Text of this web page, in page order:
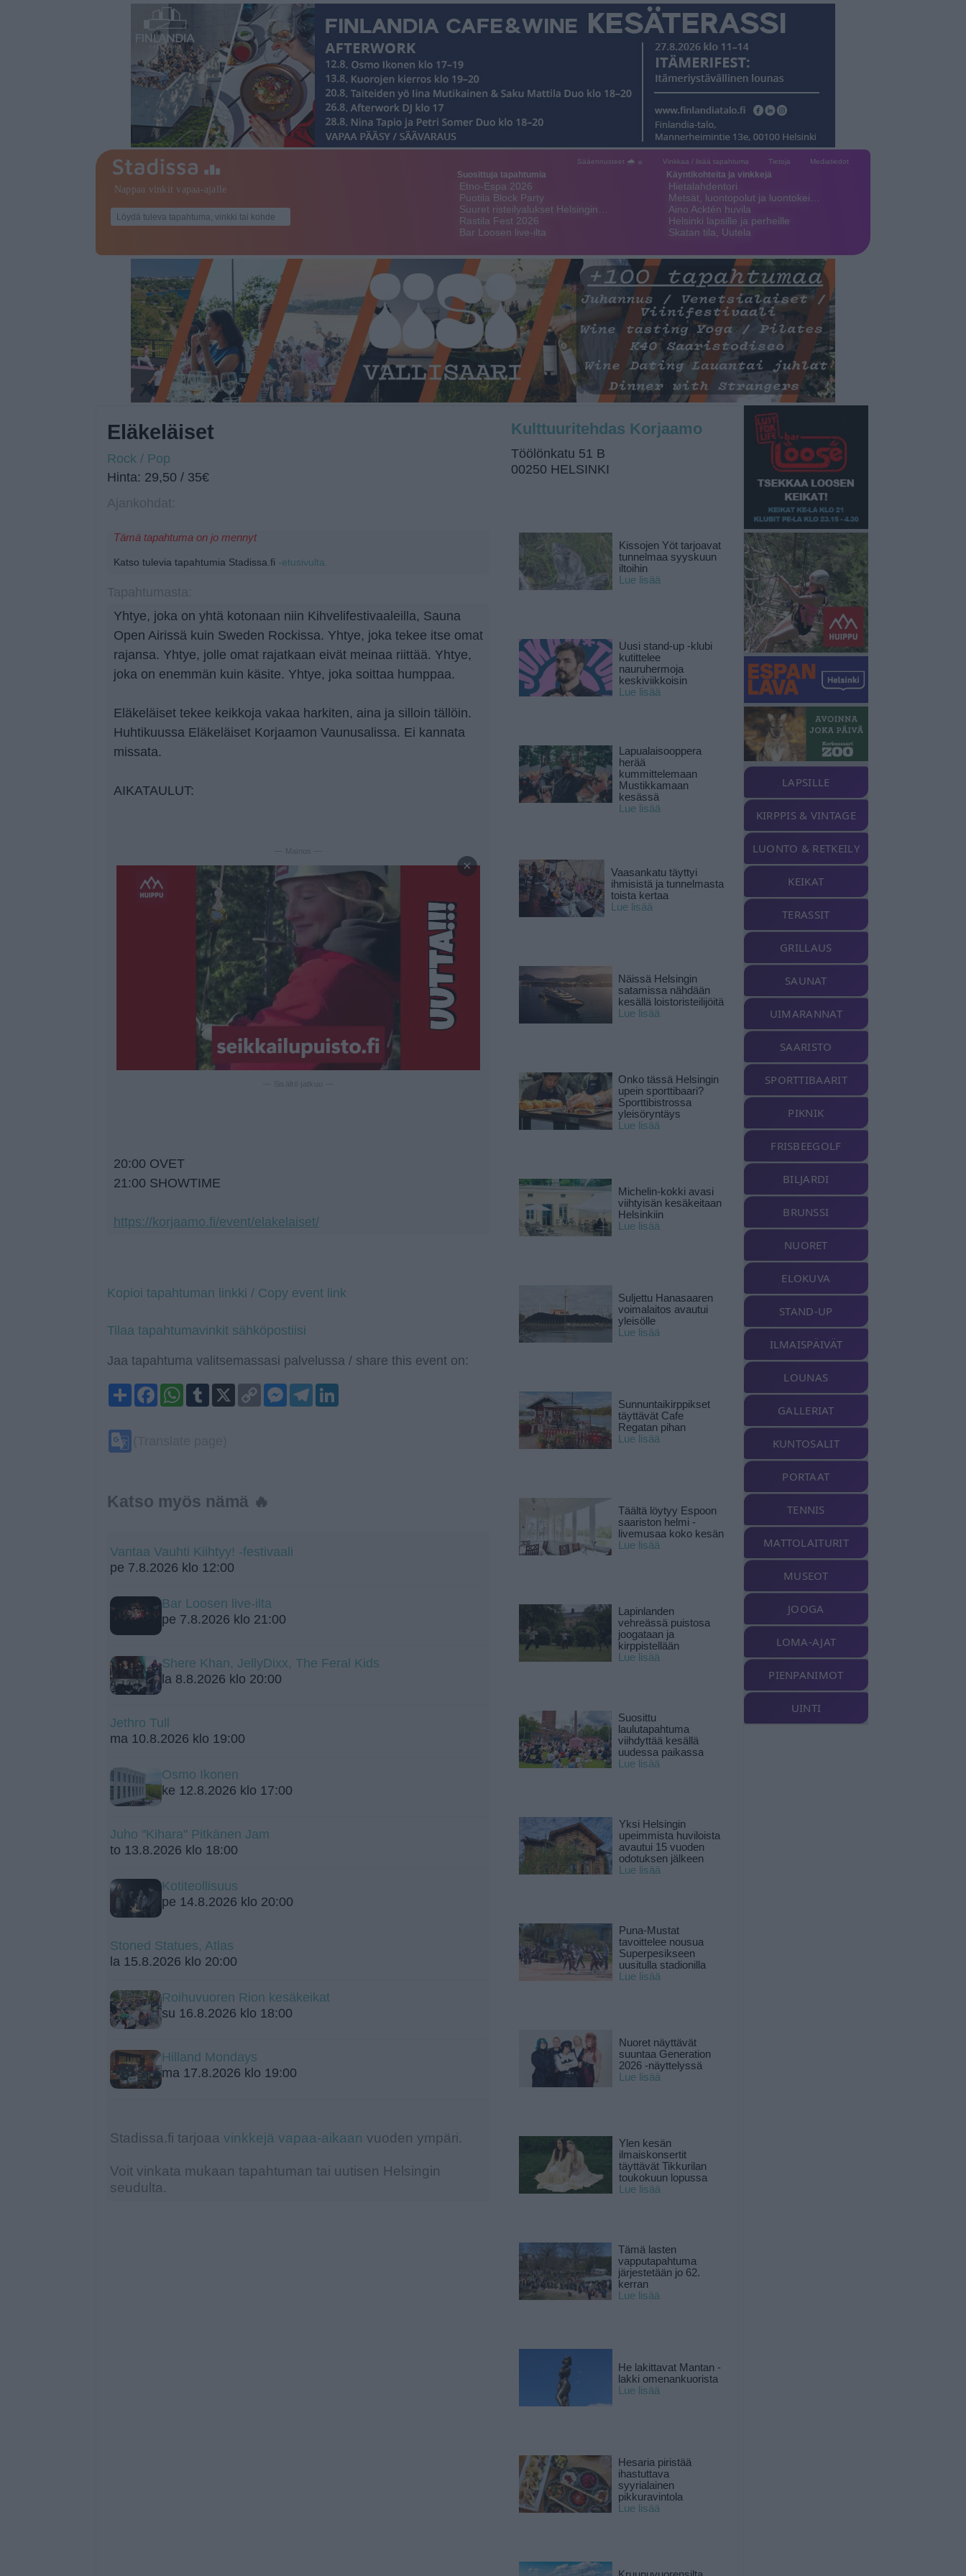
Sääennusteet 🌧 ☼ Vinkkaa / lisää tapahtuma Tietoja Mediatiedot
Suosittuja tapahtumia
Etno-Espa 2026
Puotila Block Party
Suuret risteilyalukset Helsingin…
Rastila Fest 2026
Bar Loosen live-ilta
Käyntikohteita ja vinkkejä
Hietalahdentori
Metsät, luontopolut ja luontokei…
Aino Acktén huvila
Helsinki lapsille ja perheille
Skatan tila, Uutela
Eläkeläiset
Rock / Pop
Hinta: 29,50 / 35€
Tämä tapahtuma on jo mennyt
Katso tulevia tapahtumia Stadissa.fi -etusivulta.
Yhtye, joka on yhtä kotonaan niin Kihvelifestivaaleilla, Sauna
Open Airissä kuin Sweden Rockissa. Yhtye, joka tekee itse omat
rajansa. Yhtye, jolle omat rajatkaan eivät meinaa riittää. Yhtye,
joka on enemmän kuin käsite. Yhtye, joka soittaa humppaa.
Eläkeläiset tekee keikkoja vakaa harkiten, aina ja silloin tällöin.
Huhtikuussa Eläkeläiset Korjaamon Vaunusalissa. Ei kannata
missata.
AIKATAULUT:
— Mainos —
×
20:00 OVET
21:00 SHOWTIME
https://korjaamo.fi/event/elakelaiset/
Kopioi tapahtuman linkki / Copy event link
Tilaa tapahtumavinkit sähköpostiisi
Jaa tapahtuma valitsemassasi palvelussa / share this event on:
ShareFacebookWhatsApp
Tumblr
X
Copy
Link
Messenger
Telegram
Katso myös nämä 🔥
Vantaa Vauhti Kiihtyy! -festivaali
pe 7.8.2026 klo 12:00
Bar Loosen live-ilta
pe 7.8.2026 klo 21:00
Shere Khan, JellyDixx, The Feral Kids
la 8.8.2026 klo 20:00
Jethro Tull
ma 10.8.2026 klo 19:00
Osmo Ikonen
ke 12.8.2026 klo 17:00
Juho "Kihara" Pitkänen Jam
to 13.8.2026 klo 18:00
Kotiteollisuus
pe 14.8.2026 klo 20:00
Stoned Statues, Atlas
la 15.8.2026 klo 20:00
Roihuvuoren Rion kesäkeikat
su 16.8.2026 klo 18:00
Hilland Mondays
ma 17.8.2026 klo 19:00
Stadissa.fi tarjoaa vinkkejä vapaa-aikaan vuoden ympäri.
Voit vinkata mukaan tapahtuman tai uutisen Helsingin
seudulta.
Kulttuuritehdas Korjaamo
Töölönkatu 51 B
00250 HELSINKI
Kissojen Yöt tarjoavat
tunnelmaa syyskuun
iltoihin
Lue lisää
Uusi stand-up -klubi
kutittelee
nauruhermoja
keskiviikkoisin
Lue lisää
Lapualaisooppera
herää
kummittelemaan
Mustikkamaan
kesässä
Lue lisää
Vaasankatu täyttyi
ihmisistä ja tunnelmasta
toista kertaa
Lue lisää
Näissä Helsingin
satamissa nähdään
kesällä loistoristeilijöitä
Lue lisää
Onko tässä Helsingin
upein sporttibaari?
Sporttibistrossa
yleisöryntäys
Lue lisää
Michelin-kokki avasi
viihtyisän kesäkeitaan
Helsinkiin
Lue lisää
Suljettu Hanasaaren
voimalaitos avautui
yleisölle
Lue lisää
Sunnuntaikirppikset
täyttävät Cafe
Regatan pihan
Lue lisää
Täältä löytyy Espoon
saariston helmi -
livemusaa koko kesän
Lue lisää
Lapinlanden
vehreässä puistosa
joogataan ja
kirppistellään
Lue lisää
Suosittu
laulutapahtuma
viihdyttää kesällä
uudessa paikassa
Lue lisää
Yksi Helsingin
upeimmista huviloista
avautui 15 vuoden
odotuksen jälkeen
Lue lisää
Puna-Mustat
tavoittelee nousua
Superpesikseen
uusitulla stadionilla
Lue lisää
Nuoret näyttävät
suuntaa Generation
2026 -näyttelyssä
Lue lisää
Ylen kesän
ilmaiskonsertit
täyttävät Tikkurilan
toukokuun lopussa
Lue lisää
Tämä lasten
vapputapahtuma
järjestetään jo 62.
kerran
Lue lisää
He lakittavat Mantan -
lakki omenankuorista
Lue lisää
Hesaria piristää
ihastuttava
syyrialainen
pikkuravintola
Lue lisää
LAPSILLE
KIRPPIS & VINTAGE
LUONTO & RETKEILY
KEIKAT
TERASSIT
GRILLAUS
SAUNAT
UIMARANNAT
SAARISTO
SPORTTIBAARIT
PIKNIK
FRISBEEGOLF
BILJARDI
BRUNSSI
NUORET
ELOKUVA
STAND-UP
ILMAISPÄIVÄT
LOUNAS
GALLERIAT
KUNTOSALIT
PORTAAT
TENNIS
MATTOLAITURIT
MUSEOT
JOOGA
LOMA-AJAT
PIENPANIMOT
UINTI